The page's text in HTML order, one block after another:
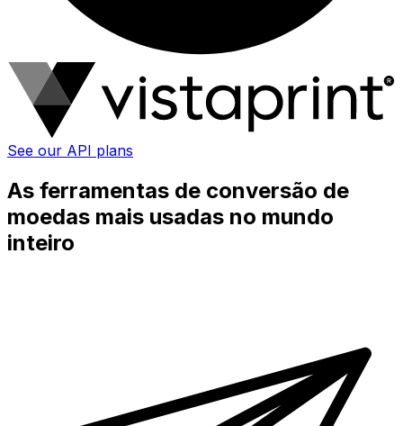
See our API plans
As ferramentas de conversão de
moedas mais usadas no mundo
inteiro